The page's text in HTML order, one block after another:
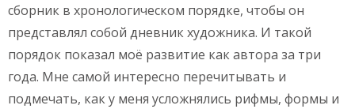
сборник в хронологическом порядке, чтобы он
представлял собой дневник художника. И такой
порядок показал моё развитие как автора за три
года. Мне самой интересно перечитывать и
подмечать, как у меня усложнялись рифмы, формы и